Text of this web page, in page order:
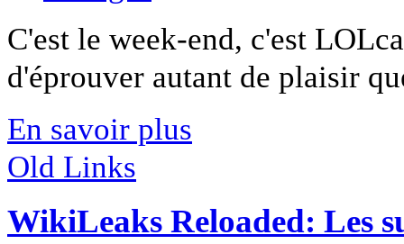
C'est le week-end, c'est
d'éprouver autant de plaisir
En savoir plus
Old Links
WikiLeaks Reloaded: Les